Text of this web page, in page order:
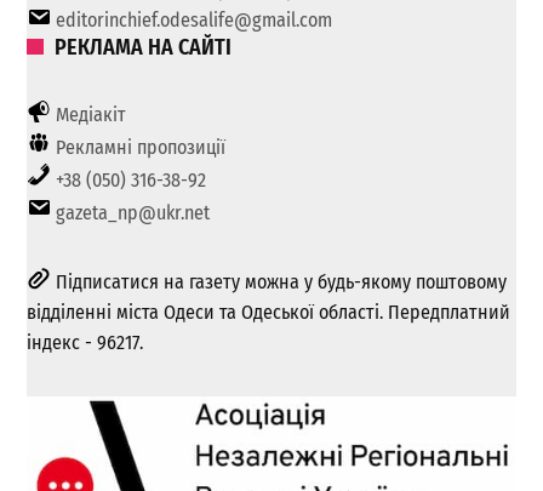
editorinchief.odesalife@gmail.com
РЕКЛАМА НА САЙТІ
Медіакіт
Рекламні пропозиції
+38 (050) 316-38-92
gazeta_np@ukr.net
Підписатися на газету можна у будь-якому поштовому
відділенні міста Одеси та Одеської області. Передплатний
індекс - 96217.